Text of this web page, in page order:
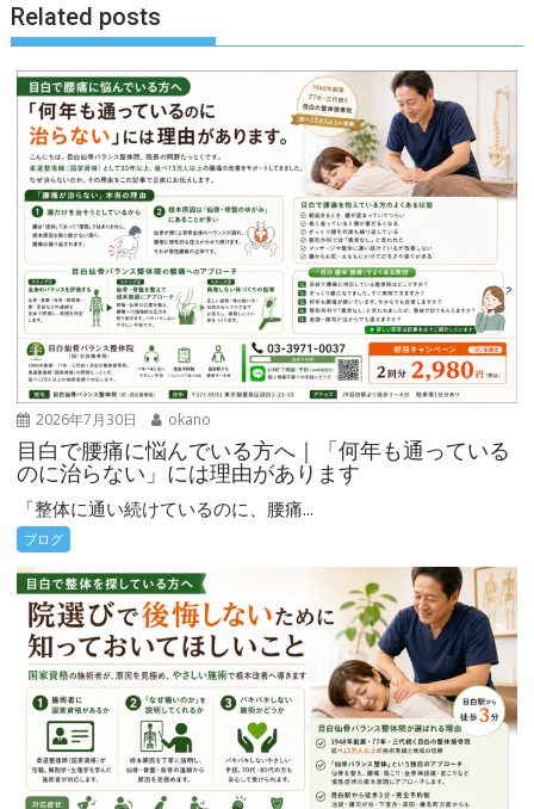
ー
シ
ョ
ン
Related posts
2026年7月30日 okano
目白で腰痛に悩んでいる方へ｜「何年も通っている
のに治らない」には理由があります
「整体に通い続けているのに、腰痛...
ブログ